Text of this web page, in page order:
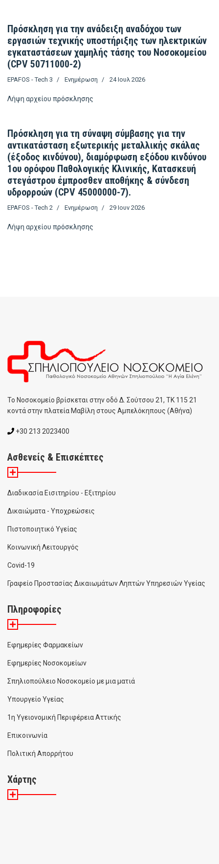
Πρόσκληση για την ανάδειξη αναδόχου των
εργασιών τεχνικής υποστήριξης των ηλεκτρικών
εγκαταστάσεων χαμηλής τάσης του Νοσοκομείου
(CPV 50711000-2)
EPAFOS - Tech 3 Ενημέρωση 24 Ιουλ 2026
Λήψη αρχείου πρόσκλησης
Πρόσκληση για τη σύναψη σύμβασης για την
αντικατάσταση εξωτερικής μεταλλικής σκάλας
(έξοδος κινδύνου), διαμόρφωση εξόδου κινδύνου
1ου ορόφου Παθολογικής Κλινικής, Κατασκευή
στεγάστρου έμπροσθεν αποθήκης & σύνδεση
υδρορροών (CPV 45000000-7).
EPAFOS - Tech 2 Ενημέρωση 29 Ιουν 2026
Λήψη αρχείου πρόσκλησης
To Noσοκομείο βρίσκεται στην οδό Δ. Σούτσου 21, ΤΚ 115 21
κοντά στην πλατεία Μαβίλη στους Αμπελόκηπους (Αθήνα)
+30 213 2023400
Ασθενείς & Επισκέπτες
Διαδικασία Εισιτηρίου - Εξιτηρίου
Δικαιώματα - Υποχρεώσεις
Πιστοποιητικό Υγείας
Κοινωνική Λειτουργός
Covid-19
Γραφείο Προστασίας Δικαιωμάτων Ληπτών Υπηρεσιών Υγείας
Πληροφορίες
Εφημερίες Φαρμακείων
Εφημερίες Νοσοκομείων
Σπηλιοπούλειο Νοσοκομείο με μια ματιά
Υπουργείο Υγείας
1η Υγειονομική Περιφέρεια Αττικής
Επικοινωνία
Πολιτική Απορρήτου
Χάρτης